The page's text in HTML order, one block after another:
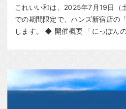
これいい和は、2025年7月19日（
での期間限定で、ハンズ新宿店の
します。 ◆ 開催概要 「にっぽん